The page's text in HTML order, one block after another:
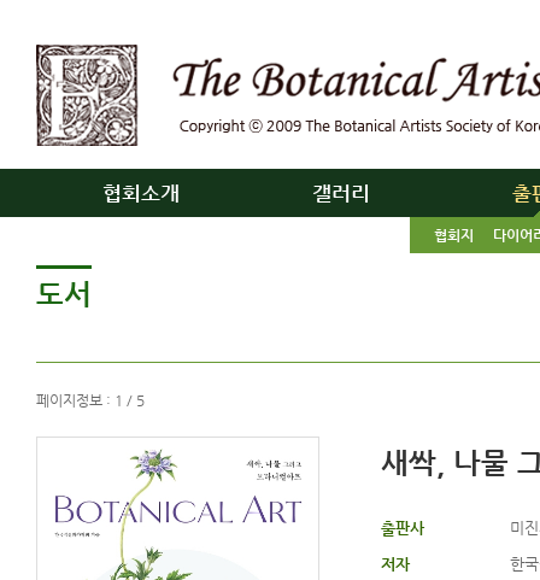
협회소개 갤러리 출
협회지 다이어
도서
페이지정보 : 1 / 5
새싹, 나물
출판사
미
저자
한